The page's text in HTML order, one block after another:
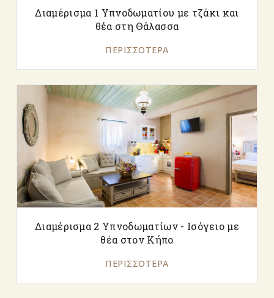
Διαμέρισμα 1 Υπνοδωματίου με τζάκι και
θέα στη Θάλασσα
ΠΕΡΙΣΣΌΤΕΡΑ
Διαμέρισμα 2 Υπνοδωματίων - Ισόγειο με
θέα στον Κήπο
ΠΕΡΙΣΣΌΤΕΡΑ